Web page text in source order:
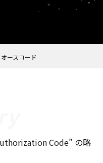
オースコード
Code” の略